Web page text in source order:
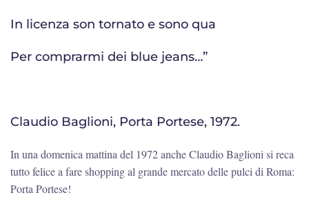
In licenza son tornato e sono qua
Per comprarmi dei blue jeans…”
Claudio Baglioni, Porta Portese, 1972.
In una domenica mattina del 1972 anche Claudio Baglioni si reca
tutto felice a fare shopping al grande mercato delle pulci di Roma:
Porta Portese!